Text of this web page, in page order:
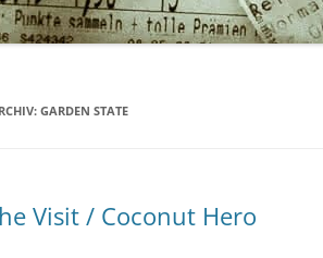
GARDEN STATE
Visit / Coconut Hero